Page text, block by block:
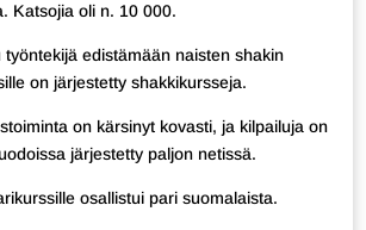
Katsojia oli n. 10 000.
työntekijä edistämään naisten shakin
on järjestetty shakkikursseja.
on kärsinyt kovasti, ja kilpailuja on
järjestetty paljon netissä.
osallistui pari suomalaista.